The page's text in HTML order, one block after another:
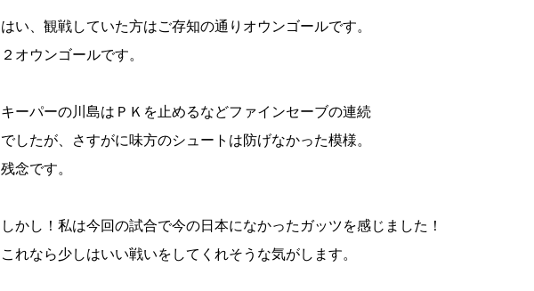
はい、観戦していた方はご存知の通りオウンゴールです。
２オウンゴールです。
キーパーの川島はＰＫを止めるなどファインセーブの連続
でしたが、さすがに味方のシュートは防げなかった模様。
残念です。
しかし！私は今回の試合で今の日本になかったガッツを感じました！
これなら少しはいい戦いをしてくれそうな気がします。